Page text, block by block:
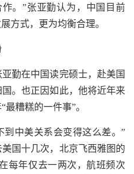
。”张亚勤认为，中国目前
方式，更为均衡合理。
在中国读完硕士，赴美国
。也正因如此，他将近年来
糟糕的一件事”。
中美关系会变得这么差。”
国十几次，北京飞西雅图的
每年仅去一两次，航班频次